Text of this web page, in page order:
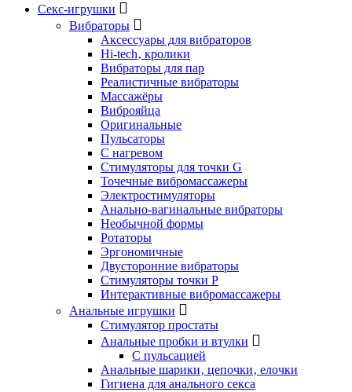
Секс-игрушки
Вибраторы
Аксессуары для вибраторов
Hi-tech‚ кролики
Вибраторы для пар
Реалистичные вибраторы
Массажёры
Виброяйца
Оригинальные
Пульсаторы
С нагревом
Стимуляторы для точки G
Точечные вибромассажеры
Электростимуляторы
Анально-вагинальные вибраторы
Необычной формы
Ротаторы
Эргономичные
Двусторонние вибраторы
Стимуляторы точки P
Интерактивные вибромассажеры
Анальные игрушки
Стимулятор простаты
Анальные пробки и втулки
С пульсацией
Анальные шарики‚ цепочки‚ елочки
Гигиена для анального секса